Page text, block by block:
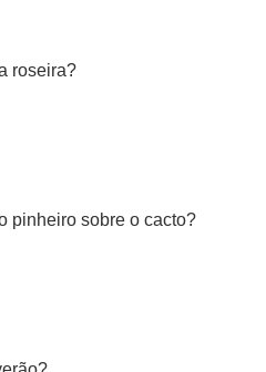
roseira?
pinheiro sobre o cacto?